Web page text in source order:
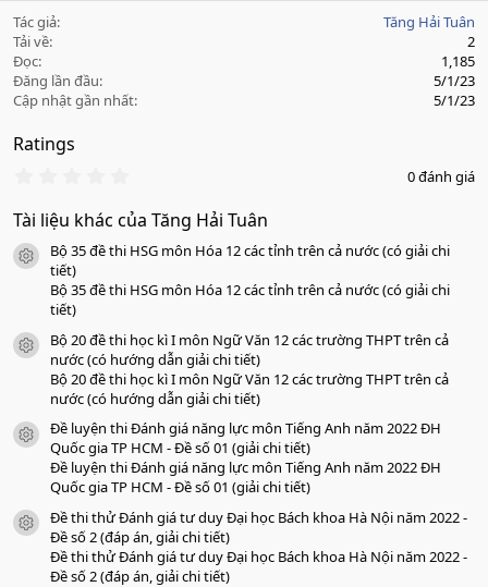
Tác giả
Tăng Hải Tuân
Tải về
2
Đọc
1,185
Đăng lần đầu
5/1/23
Cập nhật gần nhất
5/1/23
Ratings
0
0
a
0 đánh giá
Tài liệu khác của Tăng Hải Tuân
icon tài liệu
Bộ 35 đề thi HSG môn Hóa 12 các tỉnh trên cả nước (có giải chi
tiết)
Bộ 35 đề thi HSG môn Hóa 12 các tỉnh trên cả nước (có giải chi
tiết)
icon tài liệu
Bộ 20 đề thi học kì I môn Ngữ Văn 12 các trường THPT trên cả
nước (có hướng dẫn giải chi tiết)
Bộ 20 đề thi học kì I môn Ngữ Văn 12 các trường THPT trên cả
nước (có hướng dẫn giải chi tiết)
icon tài liệu
Đề luyện thi Đánh giá năng lực môn Tiếng Anh năm 2022 ĐH
Quốc gia TP HCM - Đề số 01 (giải chi tiết)
Đề luyện thi Đánh giá năng lực môn Tiếng Anh năm 2022 ĐH
Quốc gia TP HCM - Đề số 01 (giải chi tiết)
icon tài liệu
Đề thi thử Đánh giá tư duy Đại học Bách khoa Hà Nội năm 2022 -
Đề số 2 (đáp án, giải chi tiết)
Đề thi thử Đánh giá tư duy Đại học Bách khoa Hà Nội năm 2022 -
Đề số 2 (đáp án, giải chi tiết)